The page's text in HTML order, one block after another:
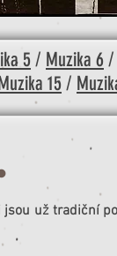
5/ Muzika 6/
15/
jsou už